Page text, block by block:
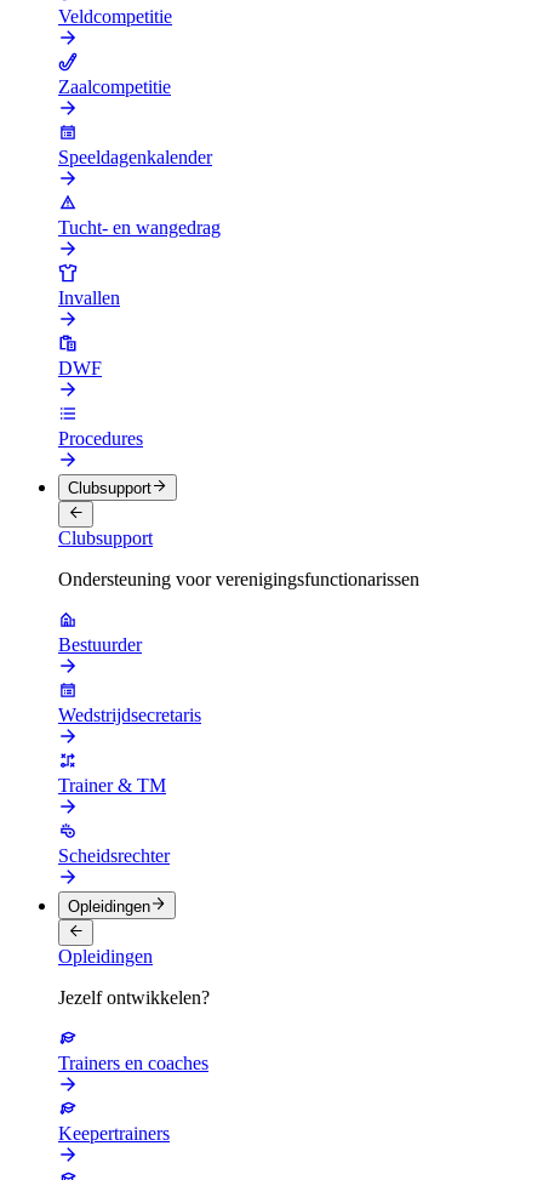
Veldcompetitie
Zaalcompetitie
Speeldagenkalender
Tucht- en wangedrag
Invallen
DWF
Procedures
Clubsupport
Clubsupport
Ondersteuning voor verenigingsfunctionarissen
Bestuurder
Wedstrijdsecretaris
Trainer & TM
Scheidsrechter
Opleidingen
Opleidingen
Jezelf ontwikkelen?
Trainers en coaches
Keepertrainers